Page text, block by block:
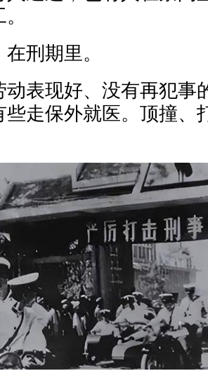
刑期里。
动表现好、没有再犯事
些走保外就医。顶撞、